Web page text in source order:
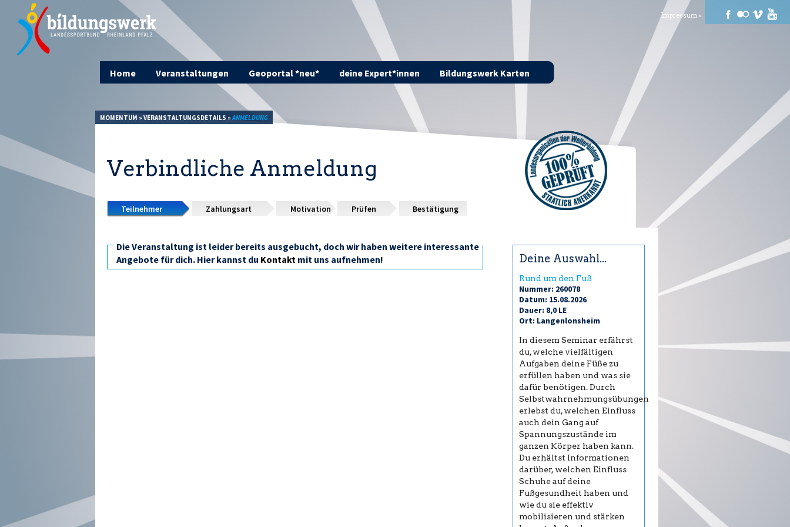
Home Veranstaltungen Geoportal *neu* deine Expert*innen Bildungswerk Karten
Impressum »
MOMENTUM » VERANSTALTUNGSDETAILS »ANMELDUNG
Verbindliche Anmeldung
Teilnehmer Zahlungsart Motivation Prüfen Bestätigung
Die Veranstaltung ist leider bereits ausgebucht, doch wir haben weitere interessante
Angebote für dich. Hier kannst du Kontakt mit uns aufnehmen! Deine Auswahl...
Rund um den Fuß
Nummer: 260078
Datum: 15.08.2026
Dauer: 8,0 LE
Ort: Langenlonsheim
In diesem Seminar erfährst
du, welche vielfältigen
Aufgaben deine Füße zu
erfüllen haben und was sie
dafür benötigen. Durch
Selbstwahrnehmungsübungen
erlebst du, welchen Einfluss
auch dein Gang auf
Spannungszustände im
ganzen Körper haben kann.
Du erhältst Informationen
darüber, welchen Einfluss
Schuhe auf deine
Fußgesundheit haben und
wie du sie effektiv
mobilisieren und stärken